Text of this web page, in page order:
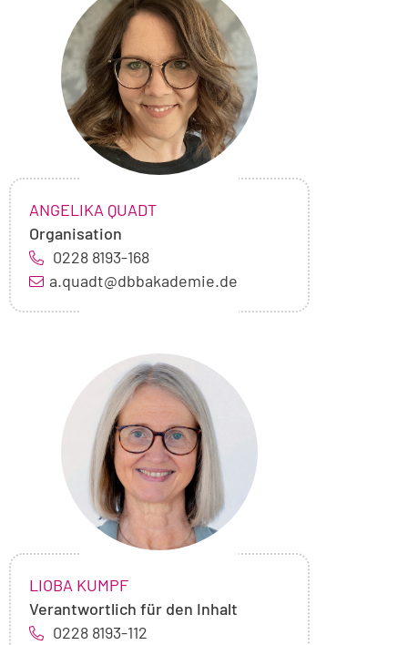
von
Angelika
Quadt
NAME:
ANGELIKA QUADT,
Organisation
0228 8193-168
a.quadt@dbbakademie.de
Foto
von
Lioba
Kumpf
NAME:
LIOBA KUMPF,
Verantwortlich für den Inhalt
0228 8193-112